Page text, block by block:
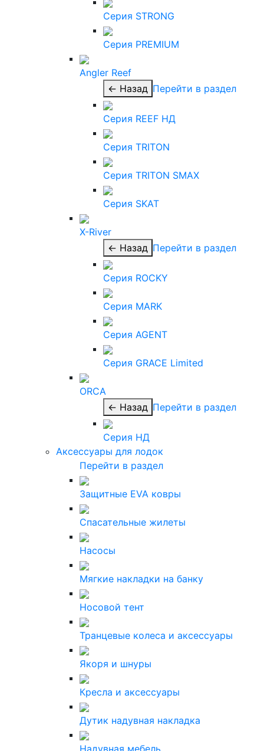
Серия STRONG
Серия PREMIUM
Angler Reef
← Назад Перейти в раздел
Серия REEF НД
Серия TRITON
Серия TRITON SMAX
Серия SKAT
X-River
← Назад Перейти в раздел
Серия ROCKY
Серия MARK
Серия AGENT
Серия GRACE Limited
ORCA
← Назад Перейти в раздел
Серия НД
Аксессуары для лодок
Перейти в раздел
Защитные EVA ковры
Спасательные жилеты
Насосы
Мягкие накладки на банку
Носовой тент
Транцевые колеса и аксессуары
Якоря и шнуры
Кресла и аксессуары
Дутик надувная накладка
Надувная мебель